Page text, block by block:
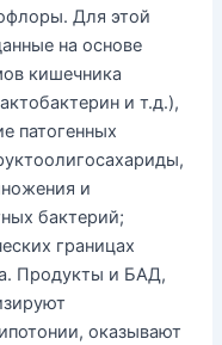
Для этой
на основе
кишечника
и т.д.),
патогенных
и
бактерий;
границах
Продукты и БАД,
оказывают